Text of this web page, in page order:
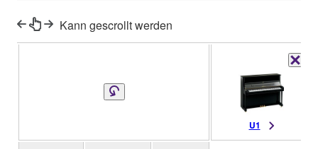
Kann gescrollt werden
U1